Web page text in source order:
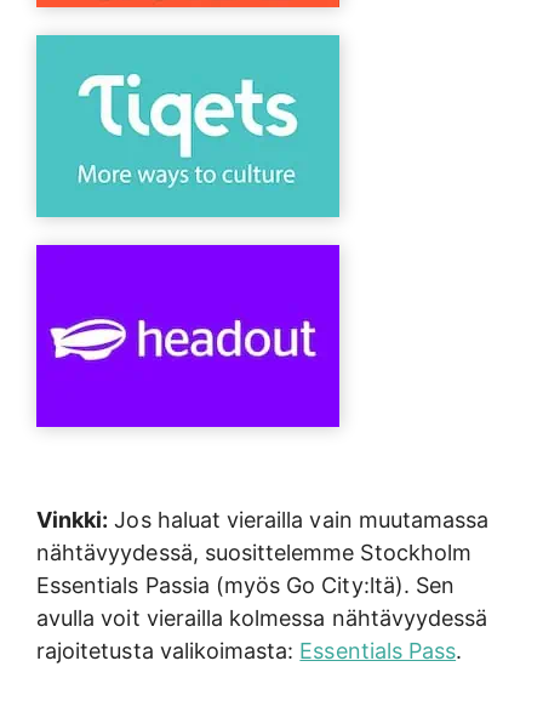
Vinkki: Jos haluat vierailla vain muutamassa
nähtävyydessä, suosittelemme Stockholm
Essentials Passia (myös Go City:ltä). Sen
avulla voit vierailla kolmessa nähtävyydessä
rajoitetusta valikoimasta: Essentials Pass.